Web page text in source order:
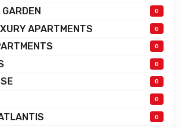
0
APARTMENTS 0
0
0
0
0
0